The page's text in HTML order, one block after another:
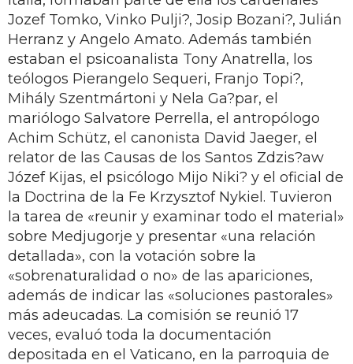
Jozef Tomko, Vinko Pulji?, Josip Bozani?, Julián
Herranz y Angelo Amato. Además también
estaban el psicoanalista Tony Anatrella, los
teólogos Pierangelo Sequeri, Franjo Topi?,
Mihály Szentmártoni y Nela Ga?par, el
mariólogo Salvatore Perrella, el antropólogo
Achim Schütz, el canonista David Jaeger, el
relator de las Causas de los Santos Zdzis?aw
Józef Kijas, el psicólogo Mijo Niki? y el oficial de
la Doctrina de la Fe Krzysztof Nykiel. Tuvieron
la tarea de «reunir y examinar todo el material»
sobre Medjugorje y presentar «una relación
detallada», con la votación sobre la
«sobrenaturalidad o no» de las apariciones,
además de indicar las «soluciones pastorales»
más adeucadas. La comisión se reunió 17
veces, evaluó toda la documentación
depositada en el Vaticano, en la parroquia de